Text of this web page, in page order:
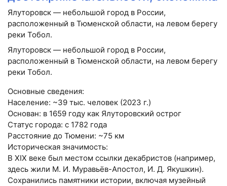
Ялуторовск — небольшой город в России,
расположенный в Тюменской области, на левом берегу
реки Тобол.
Ялуторовск — небольшой город в России,
расположенный в Тюменской области, на левом берегу
реки Тобол.
Основные сведения:
Население: ~39 тыс. человек (2023 г.)
Основан: в 1659 году как Ялуторовский острог
Статус города: с 1782 года
Расстояние до Тюмени: ~75 км
Историческая значимость:
В XIX веке был местом ссылки декабристов (например,
здесь жили М. И. Муравьёв-Апостол, И. Д. Якушкин).
Сохранились памятники истории, включая музейный